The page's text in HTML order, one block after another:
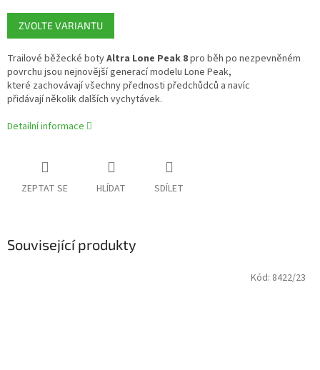
Měrná
cena:
ZVOLTE VARIANTU
Trailové běžecké botyAltra Lone Peak 8pro běh po nezpevněném
povrchu jsou nejnovější generací modelu Lone Peak,
které zachovávají všechny přednosti předchůdců a navíc
přidávají několik dalších vychytávek.
Detailní informace
ZEPTAT SE HLÍDAT SDÍLET
Související produkty
Kód: 8422/23